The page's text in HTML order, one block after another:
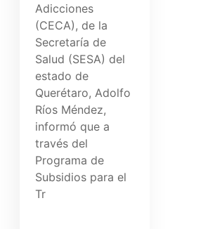
Adicciones
(CECA), de la
Secretaría de
Salud (SESA) del
estado de
Querétaro, Adolfo
Ríos Méndez,
informó que a
través del
Programa de
Subsidios para el
Tr